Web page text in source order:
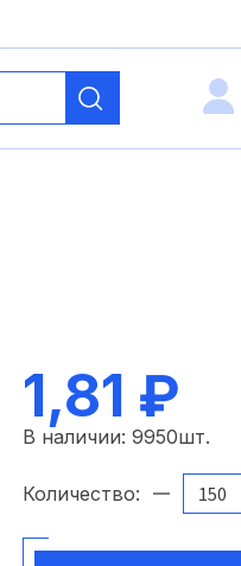
1,81 ₽
В наличии: 9950шт.
Количество: